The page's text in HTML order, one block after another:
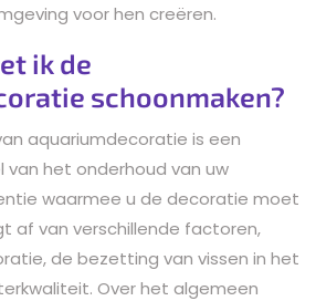
voor hen creëren.
ik de
schoonmaken?
aquariumdecoratie is een
van het onderhoud van uw
waarmee u de decoratie moet
af van verschillende factoren,
de bezetting van vissen in het
Over het algemeen